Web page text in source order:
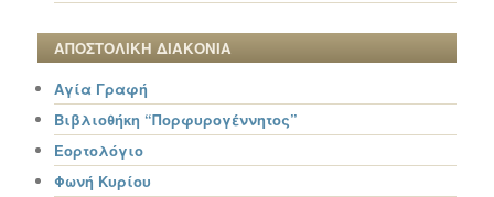
ΑΠΟΣΤΟΛΙΚΗ ΔΙΑΚΟΝΙΑ
Αγία Γραφή
Βιβλιοθήκη “Πορφυρογέννητος”
Εορτολόγιο
Φωνή Κυρίου